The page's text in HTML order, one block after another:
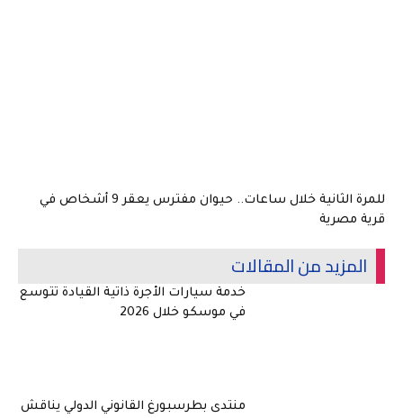
للمرة الثانية خلال ساعات.. حيوان مفترس يعقر 9 أشخاص في
قرية مصرية
المزيد من المقالات
خدمة سيارات الأجرة ذاتية القيادة تتوسع
في موسكو خلال 2026
منتدى بطرسبورغ القانوني الدولي يناقش